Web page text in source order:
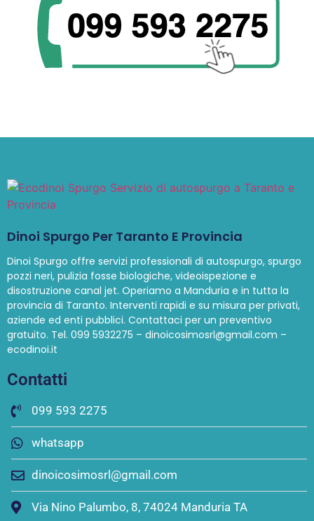
Dinoi Spurgo Per Taranto E Provincia
Dinoi Spurgo offre servizi professionali di autospurgo, spurgo
pozzi neri, pulizia fosse biologiche, videoispezione e
disostruzione canal jet. Operiamo a Manduria e in tutta la
provincia di Taranto. Interventi rapidi e su misura per privati,
aziende ed enti pubblici. Contattaci per un preventivo
gratuito. Tel. 099 5932275 – dinoicosimosrl@gmail.com –
ecodinoi.it
Contatti
099 593 2275
whatsapp
dinoicosimosrl@gmail.com
Via Nino Palumbo, 8, 74024 Manduria TA